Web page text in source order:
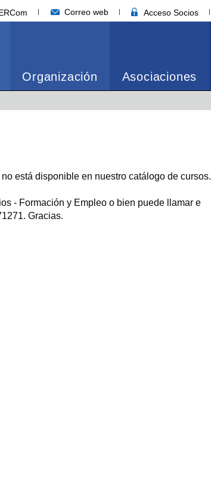
Correo web Acceso Socios
Organización Asociaciones
está disponible en nuestro catálogo de cursos.
- Formación y Empleo o bien puede llamar e
Gracias.